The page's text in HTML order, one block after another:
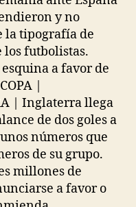
y no
la tipografía de
los futbolistas.
a favor de
|
| Inglaterra llega
de dos goles a
números que
de su grupo.
millones de
a favor o